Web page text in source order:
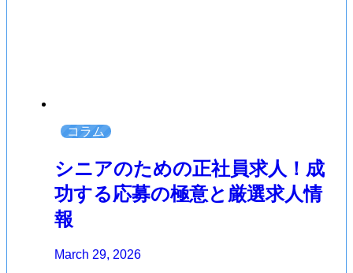
コラム
シニアのための正社員求人！成
功する応募の極意と厳選求人情
報
March 29, 2026